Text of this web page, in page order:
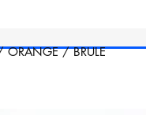
ORANGE / BRULE